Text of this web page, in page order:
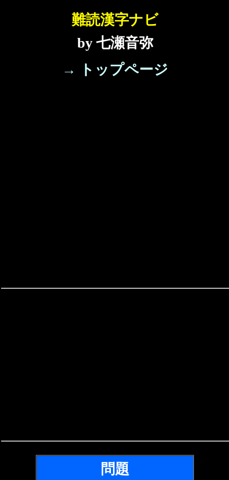
難読漢字ナビ
by 七瀬音弥
→ トップページ
問題